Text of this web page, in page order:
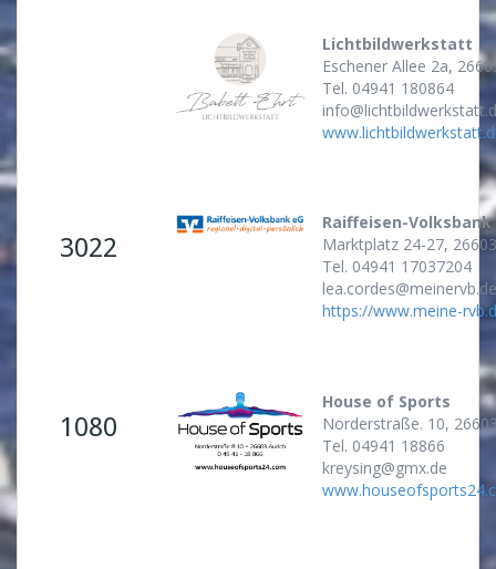
Lichtbildwerkstatt
Eschener Allee 2a,
Tel. 04941 180864
3022
Raiffeisen-Volksbank
Marktplatz 24-27,
Tel. 04941 17037204
lea.cordes@meinervb.de
https://www.meine-
1080
House of Sports
Norderstraße. 10,
Tel. 04941 18866
kreysing@gmx.de